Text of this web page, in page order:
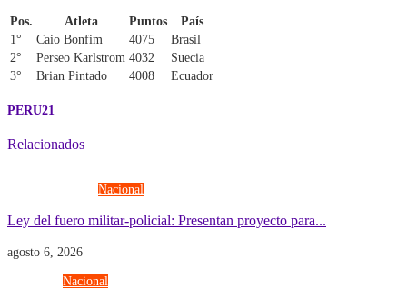
Pos. Atleta Puntos
País
1°
Caio Bonfim 4075
Brasil
2°
Perseo Karlstrom 4032
Suecia
3°
Brian Pintado 4008 Ecuador
PERU21
Relacionados
Nacional
Ley del fuero militar-policial: Presentan proyecto para...
agosto 6, 2026
Nacional